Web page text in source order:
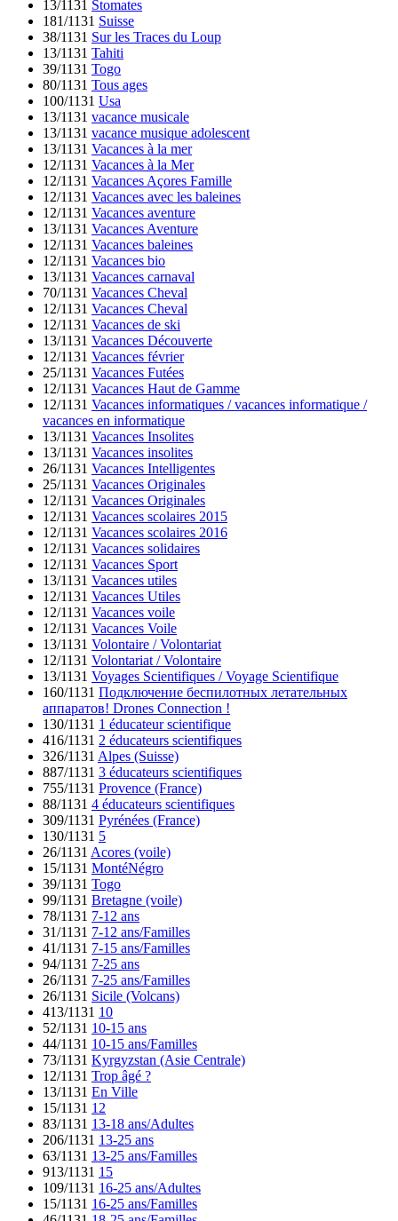
13/1131 Stomates
181/1131 Suisse
38/1131 Sur les Traces du Loup
13/1131 Tahiti
39/1131 Togo
80/1131 Tous ages
100/1131 Usa
13/1131 vacance musicale
13/1131 vacance musique adolescent
13/1131 Vacances à la mer
12/1131 Vacances à la Mer
12/1131 Vacances Açores Famille
12/1131 Vacances avec les baleines
12/1131 Vacances aventure
13/1131 Vacances Aventure
12/1131 Vacances baleines
12/1131 Vacances bio
13/1131 Vacances carnaval
70/1131 Vacances Cheval
12/1131 Vacances Cheval
12/1131 Vacances de ski
13/1131 Vacances Découverte
12/1131 Vacances février
25/1131 Vacances Futées
12/1131 Vacances Haut de Gamme
12/1131 Vacances informatiques / vacances informatique /
vacances en informatique
13/1131 Vacances Insolites
13/1131 Vacances insolites
26/1131 Vacances Intelligentes
25/1131 Vacances Originales
12/1131 Vacances Originales
12/1131 Vacances scolaires 2015
12/1131 Vacances scolaires 2016
12/1131 Vacances solidaires
12/1131 Vacances Sport
13/1131 Vacances utiles
12/1131 Vacances Utiles
12/1131 Vacances voile
12/1131 Vacances Voile
13/1131 Volontaire / Volontariat
12/1131 Volontariat / Volontaire
13/1131 Voyages Scientifiques / Voyage Scientifique
160/1131 Подключение беспилотных летательных
аппаратов! Drones Connection !
130/1131 1 éducateur scientifique
416/1131 2 éducateurs scientifiques
326/1131 Alpes (Suisse)
887/1131 3 éducateurs scientifiques
755/1131 Provence (France)
88/1131 4 éducateurs scientifiques
309/1131 Pyrénées (France)
130/1131 5
26/1131 Acores (voile)
15/1131 MontéNégro
39/1131 Togo
99/1131 Bretagne (voile)
78/1131 7-12 ans
31/1131 7-12 ans/Familles
41/1131 7-15 ans/Familles
94/1131 7-25 ans
26/1131 7-25 ans/Familles
26/1131 Sicile (Volcans)
413/1131 10
52/1131 10-15 ans
44/1131 10-15 ans/Familles
73/1131 Kyrgyzstan (Asie Centrale)
12/1131 Trop âgé ?
13/1131 En Ville
15/1131 12
83/1131 13-18 ans/Adultes
206/1131 13-25 ans
63/1131 13-25 ans/Familles
913/1131 15
109/1131 16-25 ans/Adultes
15/1131 16-25 ans/Familles